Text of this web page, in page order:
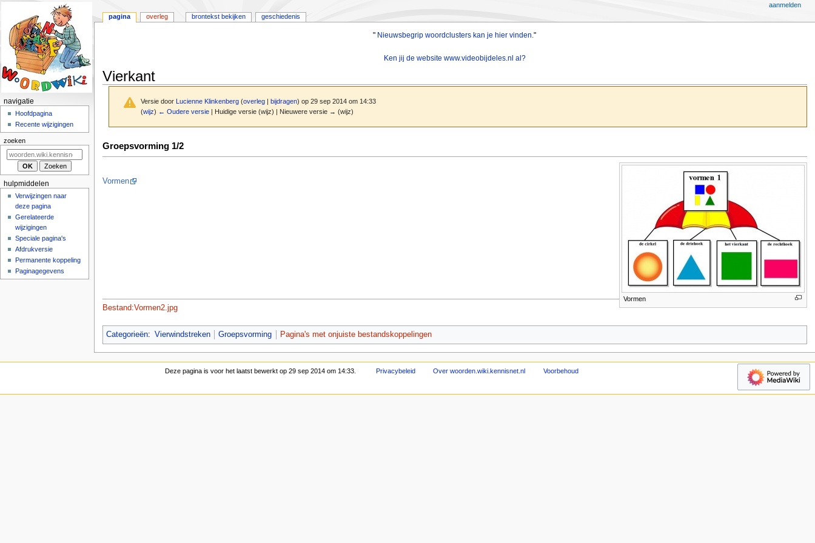
" Nieuwsbegrip woordclusters kan je hier vinden."
Ken jij de website www.videobijdeles.nl al?
Vierkant
Versie door Lucienne Klinkenberg (overleg bijdragen) op 29 sep 2014 om 14:33
(wijz) ← Oudere versie | Huidige versie (wijz) | Nieuwere versie → (wijz)
Naar
navigatie
Naar
zoeken
Groepsvorming 1/2
Vormen
Vormen
Bestand:Vormen2.jpg
Categorieën: Vierwindstreken Groepsvorming Pagina's met onjuiste bestandskoppelingen
N
v
i
m
pagina overleg brontekst bekijken geschiedenis
aanmelden
navigatie
Hoofdpagina
Recente wijzigingen
zoeken
hulpmiddelen
Verwijzingen naar
deze pagina
Gerelateerde
wijzigingen
Speciale pagina's
Afdrukversie
Permanente koppeling
Paginagegevens
Deze pagina is voor het laatst bewerkt op 29 sep 2014 om 14:33. Privacybeleid Over woorden.wiki.kennisnet.nl Voorbehoud